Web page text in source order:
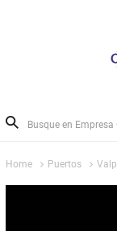
Home Puertos